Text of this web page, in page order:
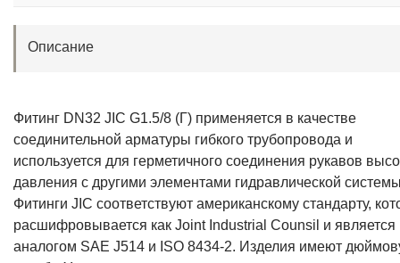
Описание
Фитинг DN32 JIC G1.5/8 (Г) применяется в качестве
соединительной арматуры гибкого трубопровода и
используется для герметичного соединения рукавов
давления с другими элементами гидравлической
Фитинги JIC соответствуют американскому стандарту,
расшифровывается как Joint Industrial Counsil и является
аналогом SAE J514 и ISO 8434-2. Изделия имеют